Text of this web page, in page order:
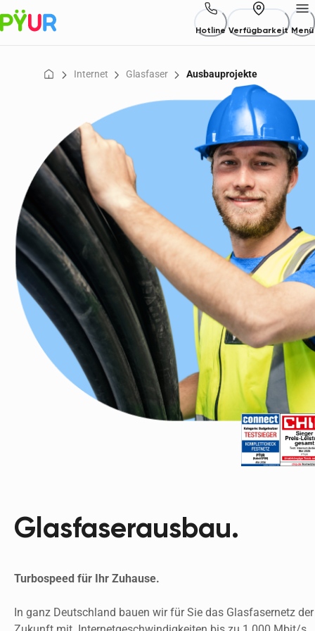
Hotline Verfügbarkeit Menü
Internet Glasfaser Ausbauprojekte
Glasfaserausbau.
Turbospeed für Ihr Zuhause.
In ganz Deutschland bauen wir für Sie das Glasfasernetz der